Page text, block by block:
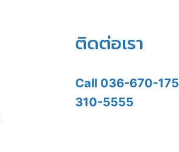
ติดต่อเรา
Call 036-670-175
310-5555